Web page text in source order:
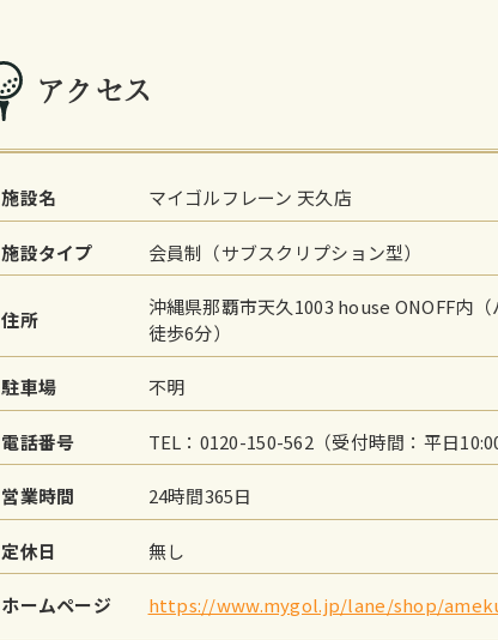
アクセス
施設名 マイゴルフレーン 天久店
施設タイプ 会員制（サブスクリプション型）
住所
沖縄県那覇市天久1003 house ONOFF内
徒歩6分）
駐車場 不明
電話番号 TEL：0120-150-562（受付時間：平日
営業時間 24時間365日
定休日 無し
ホームページ https://www.mygol.jp/lane/shop/